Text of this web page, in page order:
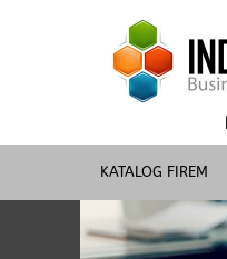
KATALOG FIREM